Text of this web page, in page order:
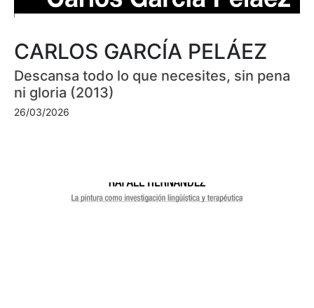
CARLOS GARCÍA PELÁEZ
Descansa todo lo que necesites, sin pena
ni gloria (2013)
26/03/2026